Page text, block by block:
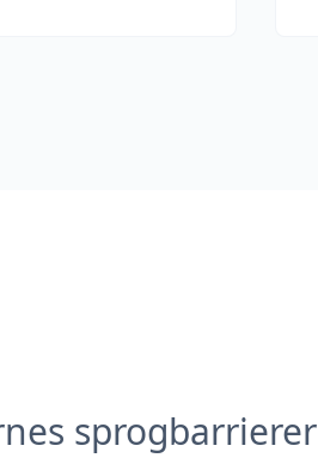
sprogbarrierer